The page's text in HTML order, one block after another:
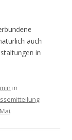
auch
in
in
.